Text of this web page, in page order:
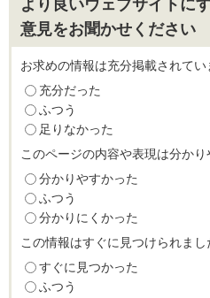
より良いウェブサイトに
意見をお聞かせください
お求めの情報は充分掲載されてい
充分だった
ふつう
足りなかった
このページの内容や表現は分か
分かりやすかった
ふつう
分かりにくかった
この情報はすぐに見つけられまし
すぐに見つかった
ふつう